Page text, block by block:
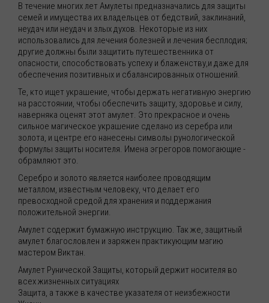
В течение многих лет Амулеты предназначались для защиты
семей и имущества их владельцев от бедствий, заклинаний,
неудач или неудач и злых духов. Некоторые из них
использовались для лечения болезней и лечения бесплодия;
другие должны были защитить путешественника от
опасности, способствовать успеху и блаженству,и даже для
обеспечения позитивных и сбалансированных отношений.
Те, кто ищет украшение, чтобы держать негативную энергию
на расстоянии, чтобы обеспечить защиту, здоровье и силу,
наверняка оценят этот амулет. Это прекрасное и очень
сильное магическое украшение сделано из серебра или
золота, и центре его нанесены символы рунологической
формулы защиты носителя. Имена эгрегоров помогающие -
обрамляют это.
Серебро и золото является наиболее проводящим
металлом, известным человеку, что делает его
превосходной средой для хранения и поддержания
положительной энергии.
Амулет содержит бумажную инструкцию. Так же, защитный
амулет благословлен и заряжен практикующим магию
мастером Виктан.
Амулет Рунической Защиты, который держит носителя во
всех жизненных ситуациях
Защита, а также в качестве указателя от неизбежности